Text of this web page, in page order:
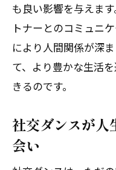
も良い影響を与えま
トナーとのコミュニ
により人間関係が深
て、より豊かな生活
きるのです。
社交ダンスが人
会い